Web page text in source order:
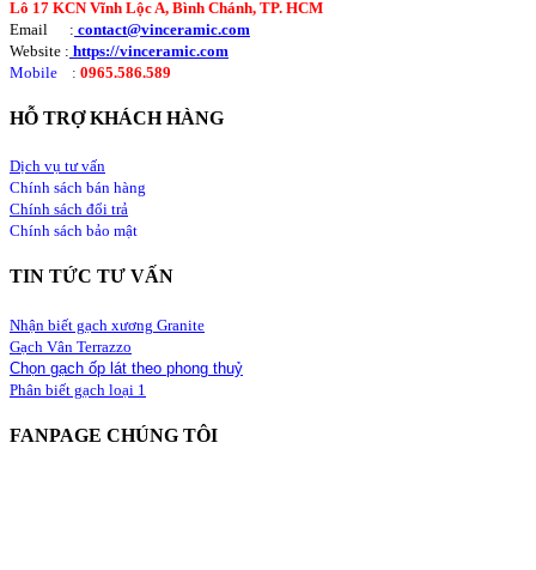
Lô 17 KCN Vĩnh Lộc A, Bình Chánh, TP. HCM
Email : contact@vinceramic.com
Website : https://vinceramic.com
Mobile : 0965.586.589
HỖ TRỢ KHÁCH HÀNG
Dịch vụ tư vấn
Chính sách bán hàng
Chính sách đổi trả
Chính sách bảo mật
TIN TỨC TƯ VẤN
Nhận biết gạch xương Granite
Gạch Vân Terrazzo
Chọn gạch ốp lát theo phong thuỷ
Phân biết gạch loại 1
FANPAGE CHÚNG TÔI